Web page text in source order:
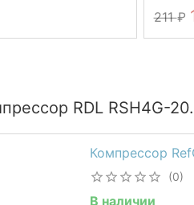
211
RDL RSH4G-
Компрессор
(0)
В наличии